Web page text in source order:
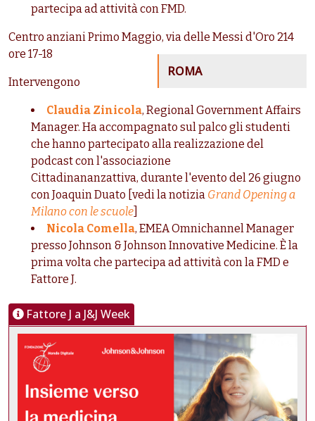
partecipa ad attività con FMD.
Centro anziani Primo Maggio, via delle Messi d'Oro 214
ROMA
ore 17-18
Intervengono
Claudia Zinicola, Regional Government Affairs
Manager. Ha accompagnato sul palco gli studenti
che hanno partecipato alla realizzazione del
podcast con l'associazione
Cittadinananzattiva, durante l'evento del 26 giugno
con Joaquin Duato [vedi la notizia Grand Opening a
Milano con le scuole
Nicola Comella, EMEA Omnichannel Manager
presso Johnson & Johnson Innovative Medicine. È la
prima volta che partecipa ad attività con la FMD e
Fattore J.
Fattore J a J&J Week